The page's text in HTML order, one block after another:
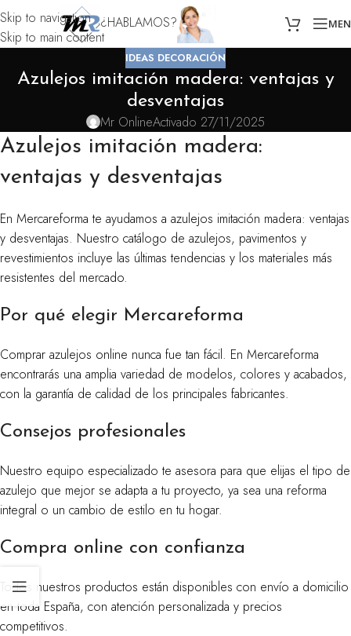
Skip to navigation
Skip to main content
¿HABLAMOS?
IDEAS DECORACIÓN
Azulejos imitación madera: ventajas y
desventajas
Mr OnlineActivado 27/11/2025
Azulejos imitación madera:
ventajas y desventajas
En Mercareforma te ayudamos a azulejos imitación madera: ventajas
y desventajas. Nuestro catálogo de azulejos, pavimentos y
revestimientos incluye las últimas tendencias y los materiales más
resistentes del mercado.
Por qué elegir Mercareforma
Comprar azulejos online nunca fue tan fácil. En Mercareforma
encontrarás una amplia variedad de modelos, colores y acabados,
con la garantía de calidad de los principales fabricantes.
Consejos profesionales
Nuestro equipo especializado te asesora para que elijas el tipo de
azulejo que mejor se adapta a tu proyecto, ya sea una reforma
integral o un cambio de estilo en tu hogar.
Compra online con confianza
Todos nuestros productos están disponibles con envío a domicilio
en toda España, con atención personalizada y precios
competitivos.